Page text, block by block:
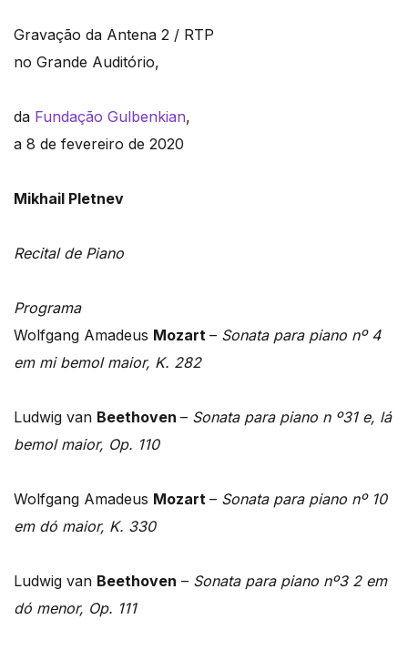
Gravação da Antena 2 / RTP
no Grande Auditório,
da Fundação Gulbenkian,
a 8 de fevereiro de 2020
Mikhail Pletnev
Recital de Piano
Programa
Wolfgang Amadeus Mozart – Sonata para piano nº 4
em mi bemol maior, K. 282
Ludwig van Beethoven – Sonata para piano n º31 e, lá
bemol maior, Op. 110
Wolfgang Amadeus Mozart – Sonata para piano nº 10
em dó maior, K. 330
Ludwig van Beethoven – Sonata para piano nº3 2 em
dó menor, Op. 111